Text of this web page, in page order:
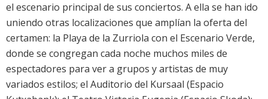
el escenario principal de sus conciertos. A ella se han ido
uniendo otras localizaciones que amplían la oferta del
certamen: la Playa de la Zurriola con el Escenario Verde,
donde se congregan cada noche muchos miles de
espectadores para ver a grupos y artistas de muy
variados estilos; el Auditorio del Kursaal (Espacio